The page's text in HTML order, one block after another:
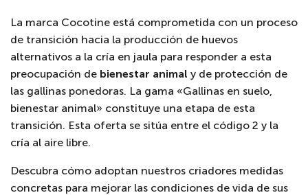
La marca Cocotine está comprometida con un proceso
de transición hacia la producción de huevos
alternativos a la cría en jaula para responder a esta
preocupación de bienestar animal y de protección de
las gallinas ponedoras. La gama «Gallinas en suelo,
bienestar animal» constituye una etapa de esta
transición. Esta oferta se sitúa entre el código 2 y la
cría al aire libre.
Descubra cómo adoptan nuestros criadores medidas
concretas para mejorar las condiciones de vida de sus